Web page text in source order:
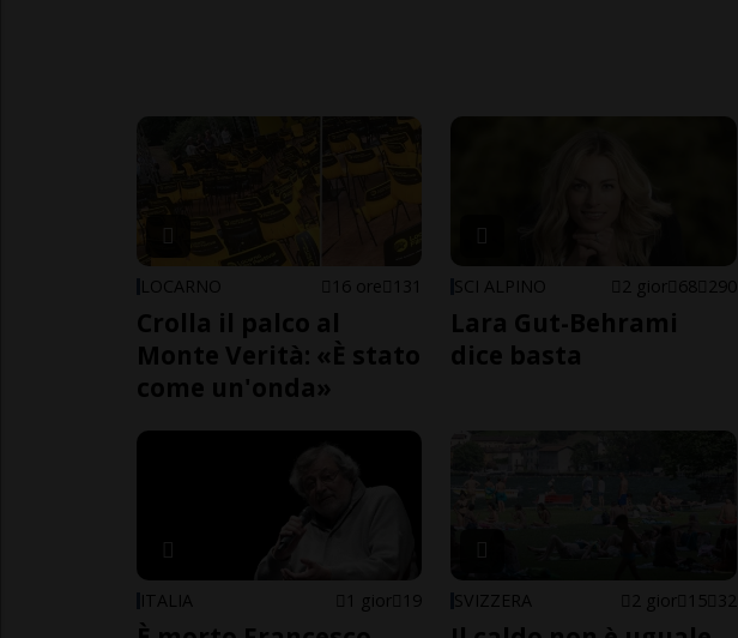
LOCARNO 16 ore 131
Crolla il palco al
Monte Verità: «È stato
come un'onda»
SCI ALPINO 2 gior 68 290
Lara Gut-Behrami
dice basta
ITALIA 1 gior 19 SVIZZERA 2 gior 15 32